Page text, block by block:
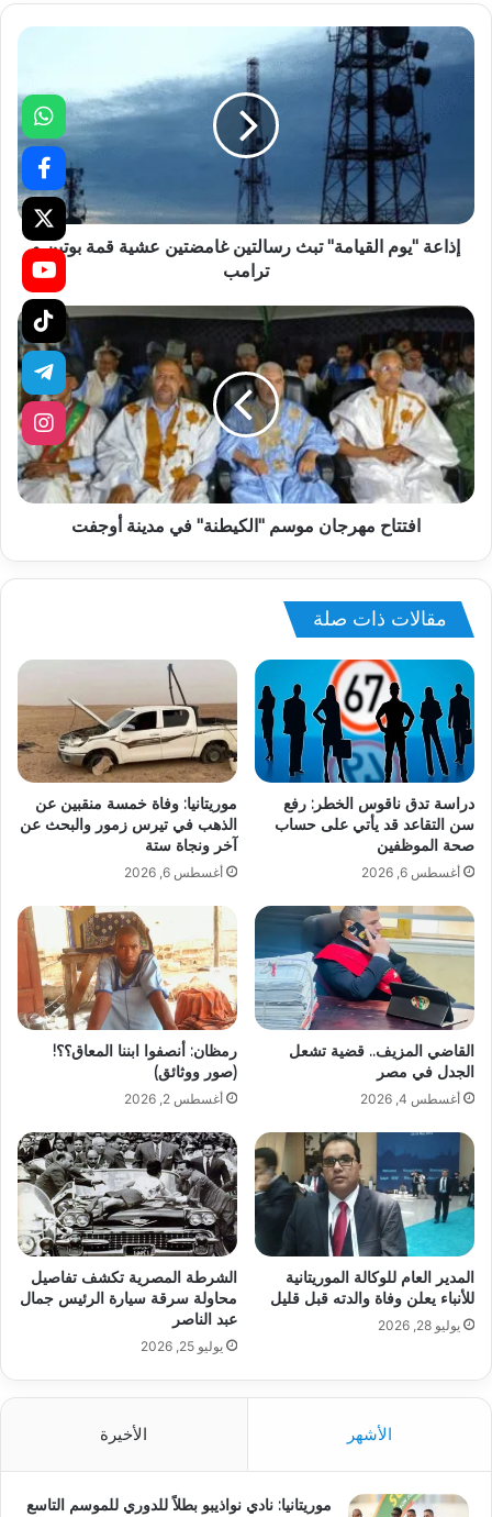
إذاعة "يوم القيامة" تبث رسالتين غامضتين عشية قمة بوتين و
ترامب
افتتاح مهرجان موسم "الكيطنة" في مدينة أوجفت
مقالات ذات صلة
دراسة تدق ناقوس الخطر: رفع
سن التقاعد قد يأتي على حساب
صحة الموظفين
أغسطس 6, 2026
موريتانيا: وفاة خمسة منقبين عن
الذهب في تيرس زمور والبحث عن
آخر ونجاة ستة
أغسطس 6, 2026
القاضي المزيف.. قضية تشعل
الجدل في مصر
أغسطس 4, 2026
رمظان: أنصفوا ابننا المعاق؟؟!
(صور ووثائق)
أغسطس 2, 2026
المدير العام للوكالة الموريتانية
للأنباء يعلن وفاة والدته قبل قليل
يوليو 28, 2026
الشرطة المصرية تكشف تفاصيل
محاولة سرقة سيارة الرئيس جمال
عبد الناصر
يوليو 25, 2026
الأشهر الأخيرة
موريتانيا: نادي نواذيبو بطلاً للدوري للموسم التاسع